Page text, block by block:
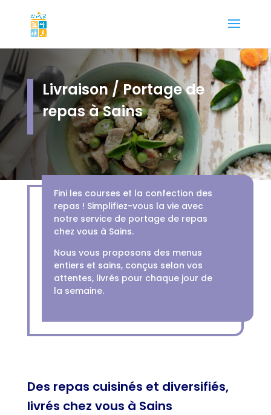
Livraison / Portage de
repas à Sains
Fini les courses et la confection des
repas ! Simplifiez-vous la vie avec
notre service de portage de repas
chez vous à Sains.
Nous vous proposons des menus
entiers et sains, conçus selon vos
attentes, livrés pour chaque jour de
la semaine.
Des repas cuisinés et diversifiés,
livrés chez vous à Sains